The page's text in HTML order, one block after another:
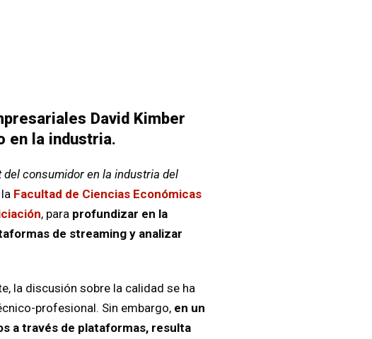
David Kimber
en la industria.
consumidor en la industria del
Facultad de Ciencias Económicas
, para profundizar en la
de streaming y analizar
la discusión sobre la calidad se ha
profesional. Sin embargo, en un
a través de plataformas, resulta